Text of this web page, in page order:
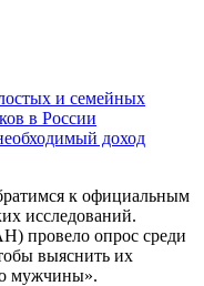
и семейных
в России
доход
к официальным
исследований.
провело опрос среди
выяснить их
мужчины».